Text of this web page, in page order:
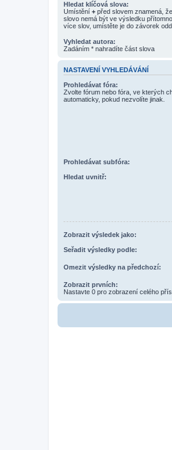
Hledat klíčová slova:
Umístění + před slovem znamená,
slovo nemá být ve výsledku
více slov, umístěte je do závorek
Vyhledat autora:
Zadáním * nahradíte část slova
NASTAVENÍ VYHLEDÁVÁNÍ
Prohledávat fóra:
Zvolte fórum nebo fóra, ve kterých
automaticky, pokud nezvolíte jinak.
Prohledávat subfóra:
Hledat uvnitř:
Zobrazit výsledek jako:
Seřadit výsledky podle:
Omezit výsledky na předchozí:
Zobrazit prvních:
Nastavte 0 pro zobrazení celého